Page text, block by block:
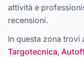
attività e
recensioni.
In questa zona trovi
Targotecnica,